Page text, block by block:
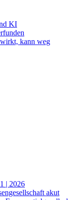
KI
kann weg
| 2026
akut